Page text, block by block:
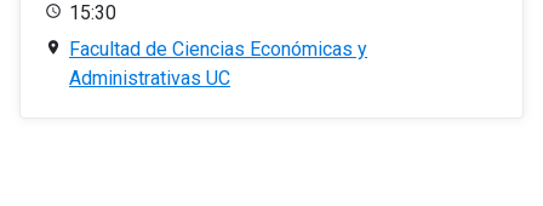
15:30
Facultad de Ciencias Económicas y
Administrativas UC